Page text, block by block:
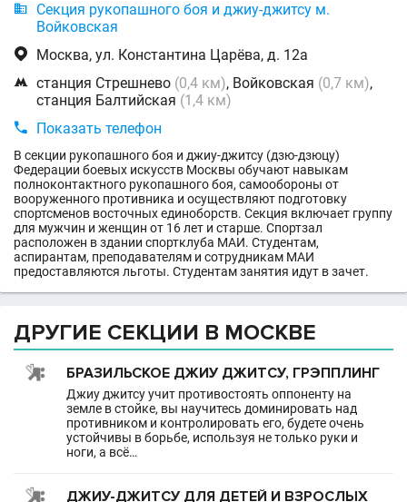

Секция рукопашного боя и джиу-джитсу м.
Войковская
 Москва, ул. Константина Царёва, д. 12а
 станция Стрешнево (0,4 км), Войковская (0,7 км),
станция Балтийская (1,4 км)
 Показать телефон
В секции рукопашного боя и джиу-джитсу (дзю-дзюцу)
Федерации боевых искусств Москвы обучают навыкам
полноконтактного рукопашного боя, самообороны от
вооруженного противника и осуществляют подготовку
спортсменов восточных единоборств. Секция включает группу
для мужчин и женщин от 16 лет и старше. Спортзал
расположен в здании спортклуба МАИ. Студентам,
аспирантам, преподавателям и сотрудникам МАИ
предоставляются льготы. Студентам занятия идут в зачет.
ДРУГИЕ СЕКЦИИ В МОСКВЕ
БРАЗИЛЬСКОЕ ДЖИУ ДЖИТСУ, ГРЭППЛИНГ
Джиу джитсу учит противостоять оппоненту на
земле в стойке, вы научитесь доминировать над
противником и контролировать его, будете очень
устойчивы в борьбе, используя не только руки и
ноги, а всё…
ДЖИУ-ДЖИТСУ ДЛЯ ДЕТЕЙ И ВЗРОСЛЫХ